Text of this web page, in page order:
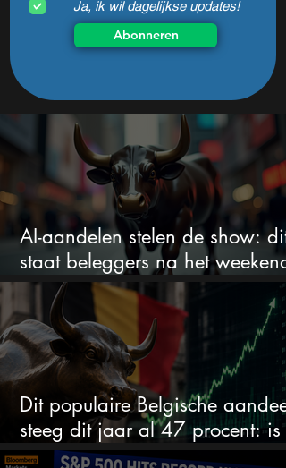
Ja, ik wil dagelijkse updates!
Abonneren
AI-aandelen stelen de show: dit
staat beleggers na het weekend
te wachten
Dit populaire Belgische aandeel
steeg dit jaar al 47 procent: is
ruimte voor meer?